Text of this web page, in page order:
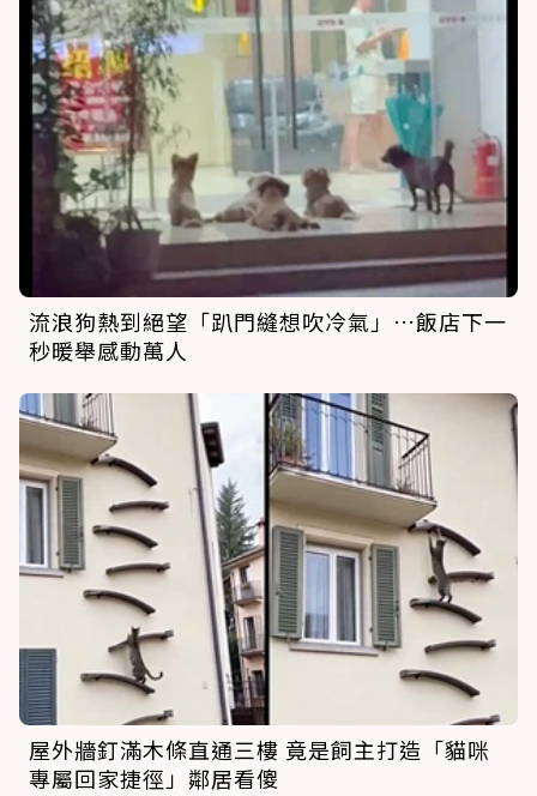
流浪狗熱到絕望「趴門縫想吹冷氣」…飯店下一
秒暖舉感動萬人
屋外牆釘滿木條直通三樓 竟是飼主打造「貓咪
專屬回家捷徑」鄰居看傻